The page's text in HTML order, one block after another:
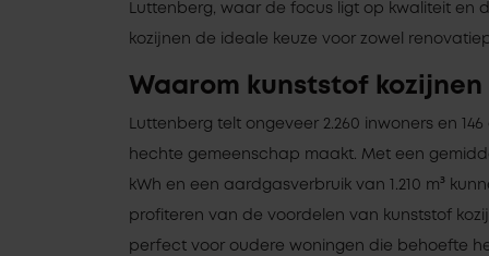
Luttenberg, waar de focus ligt op kwaliteit en
kozijnen de ideale keuze voor zowel
Waarom kunststof
Luttenberg telt ongeveer 2.260 inwoners en
hechte gemeenschap maakt. Met een
kWh en een aardgasverbruik van 1.210 m³
profiteren van de voordelen van kunststof
perfect voor oudere woningen die behoefte